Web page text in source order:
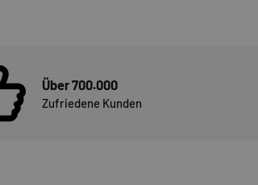
Über 700.000
Zufriedene Kunden